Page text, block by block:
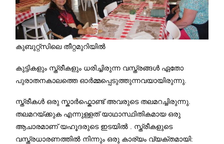
കുബുറ്റ്സിലെ തീറ്റമുറിയിൽ
കുട്ടികളും സ്ത്രീകളും ധരിച്ചിരുന്ന വസ്ത്രങ്ങൾ ഏതോ
പുരാതനകാലത്തെ ഓർമ്മപ്പെടുത്തുന്നവയായിരുന്നു.
സ്ത്രീകൾ ഒരു സ്കാർഫ്കൊണ്ട് അവരുടെ തലമറച്ചിരുന്നു.
തലമറയ്ക്കുക എന്നുള്ളത് യാഥാസ്ഥിതികമായ ഒരു
ആചാരമാണ് യഹൂദരുടെ ഇടയിൽ . സ്ത്രീകളുടെ
വസ്ത്രധാരണത്തിൽ നിന്നും ഒരു കാര്യം വ്യക്തമായി: